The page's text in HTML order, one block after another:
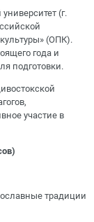
(г.
(ОПК).
года и
подготовки.
участие в
традиции